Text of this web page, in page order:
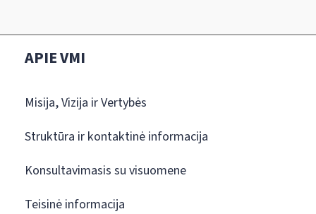
APIE VMI
Misija, Vizija ir Vertybės
Struktūra ir kontaktinė informacija
Konsultavimasis su visuomene
Teisinė informacija